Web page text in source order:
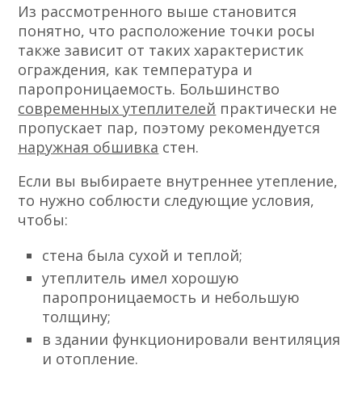
Из рассмотренного выше становится
понятно, что расположение точки росы
также зависит от таких характеристик
ограждения, как температура и
паропроницаемость. Большинство
современных утеплителей практически не
пропускает пар, поэтому рекомендуется
наружная обшивка стен.
Если вы выбираете внутреннее утепление,
то нужно соблюсти следующие условия,
чтобы:
стена была сухой и теплой;
утеплитель имел хорошую
паропроницаемость и небольшую
толщину;
в здании функционировали вентиляция
и отопление.